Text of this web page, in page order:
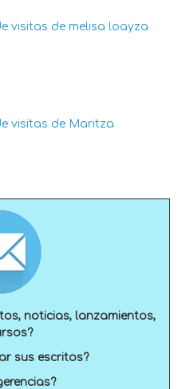
visitas de melisa loayza
visitas de Maritza
noticias, lanzamientos,
sus escritos?